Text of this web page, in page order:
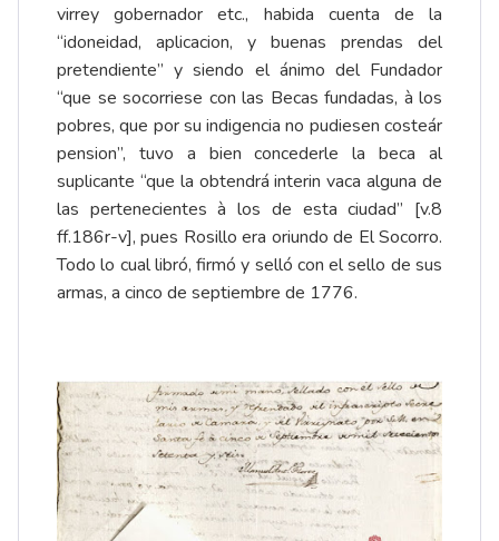
virrey gobernador etc., habida cuenta de la
“idoneidad, aplicacion, y buenas prendas del
pretendiente” y siendo el ánimo del Fundador
“que se socorriese con las Becas fundadas, à los
pobres, que por su indigencia no pudiesen costeár
pension”, tuvo a bien concederle la beca al
suplicante “que la obtendrá interin vaca alguna de
las pertenecientes à los de esta ciudad” [v.8
ff.186r-v], pues Rosillo era oriundo de El Socorro.
Todo lo cual libró, firmó y selló con el sello de sus
armas, a cinco de septiembre de 1776.